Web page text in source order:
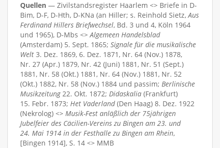
Quellen — Zivilstandsregister Haarlem <> Briefe in D-
Bim, D-F, D-Hth, D-KNa (an Hiller; s. Reinhold Sietz,Aus
Ferdinand Hillers Briefwechsel, Bd. 3 und 4, Köln 1964
und 1965), D-Mbs <>Algemeen Handelsblad
(Amsterdam) 5. Sept. 1865; Signale für die musikalische
Welt 3. Dez. 1869, 6. Dez. 1871, Nr. 64 (Nov.) 1878,
Nr. 27 (Apr.) 1879, Nr. 42 (Juni) 1881, Nr. 51 (Sept.)
1881, Nr. 58 (Okt.) 1881, Nr. 64 (Nov.) 1881, Nr. 52
(Okt.) 1882, Nr. 58 (Nov.) 1884 und passim; Berlinische
Musikzeitung22. Okt. 1872; Didaskalia (Frankfurt)
15. Febr. 1873; Het Vaderland(Den Haag) 8. Dez. 1922
(Nekrolog) <> Musik-Fest anläßlich der 75jährigen
Jubelfeier des Cäcilien-Vereins zu Bingen am 23. und
24. Mai 1914 in der Festhalle zu Bingen am Rhein,
[Bingen 1914], S. 14 <> MMB